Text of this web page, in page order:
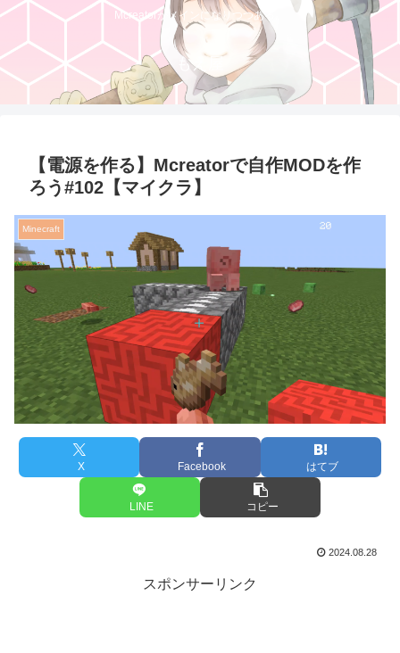
Mcreatorがメインになりつつある。
もえ屋
【電源を作る】Mcreatorで自作MODを作
ろう#102【マイクラ】
Minecraft
X Facebook はてブ
LINE コピー
2024.08.28
スポンサーリンク